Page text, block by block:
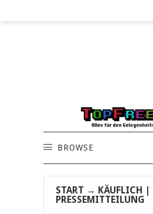
BROWSE
START → KÄUFLICH
PRESSEMITTEILUNG